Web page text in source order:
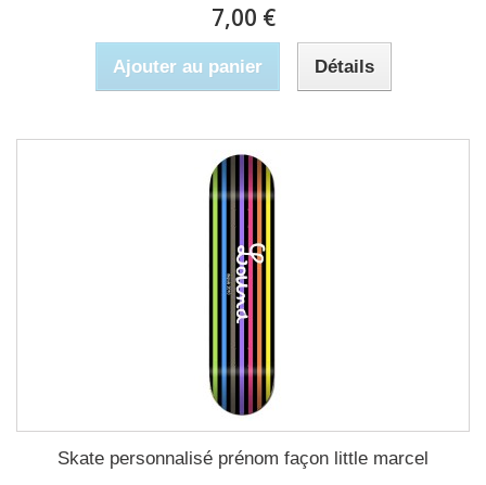
7,00 €
Ajouter au panier Détails
Skate personnalisé prénom façon little marcel